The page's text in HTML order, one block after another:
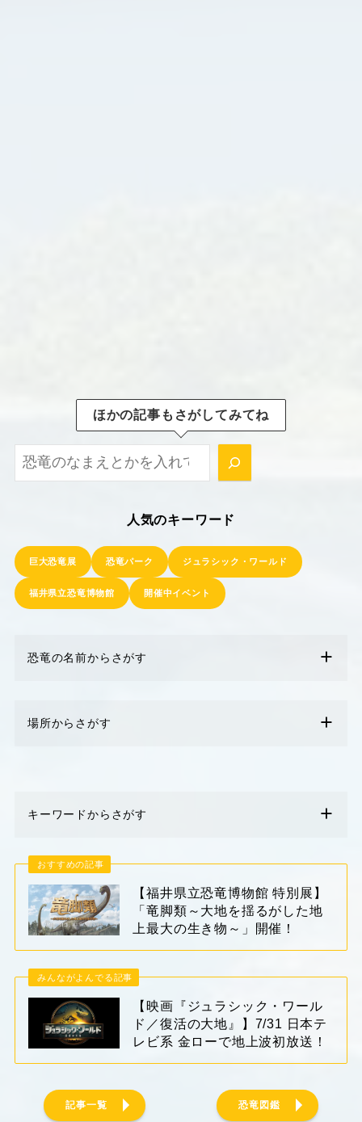
ほかの記事もさがしてみてね
ほかの記事もさがしてみてね！
人気のキーワード
巨大恐竜展 恐竜パーク ジュラシック・ワールド
福井県立恐竜博物館 開催中イベント
恐竜の名前からさがす
場所からさがす
キーワードからさがす
おすすめの記事
【福井県立恐竜博物館 特別展】
「竜脚類～大地を揺るがした地
上最大の生き物～」開催！
みんながよんでる記事
【映画『ジュラシック・ワール
ド／復活の大地』】7/31 日本テ
レビ系 金ローで地上波初放送！
記事一覧 恐竜図鑑